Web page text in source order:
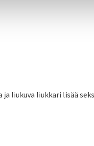
liukuva liukkari lisää